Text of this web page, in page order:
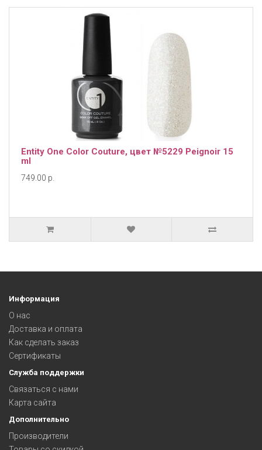
Entity One Color Couture, цвет №5229 Peignoir 15
ml
749.00 р.
Информация
О нас
Доставка и оплата
Как сделать заказ
Сертификаты
Служба поддержки
Связаться с нами
Карта сайта
Дополнительно
Производители